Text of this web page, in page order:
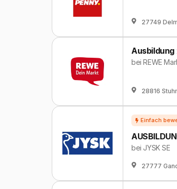
27749
beiREWE
28816 Stuhr
bei JYSK SE
27777